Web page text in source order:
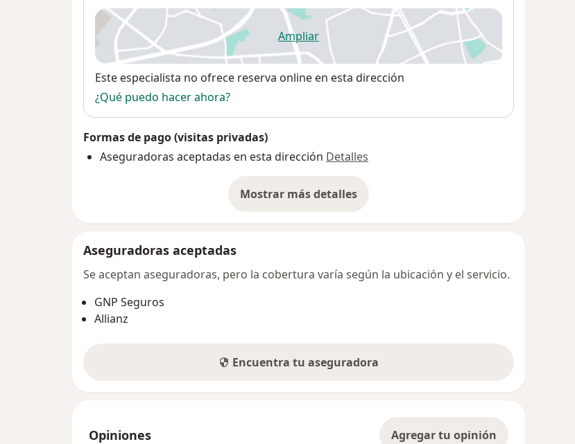
Ampliarse abre en una nueva pestaña
Disponibilidad
Este especialista no ofrece reserva online en esta dirección
¿Qué puedo hacer ahora?
Formas de pago (visitas privadas)
Aseguradoras aceptadas en esta dirección Detalles
Mostrar más detalles
sobre la dirección
Aseguradoras aceptadas
Se aceptan aseguradoras, pero la cobertura varía según la ubicación y el servicio.
GNP Seguros
Allianz
Encuentra tu aseguradora
Opiniones Agregar tu opinión